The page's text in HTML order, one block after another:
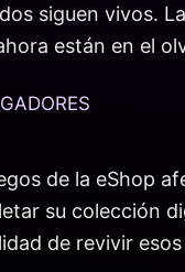
siguen vivos.
están en el
de la eShop
su colección
de revivir